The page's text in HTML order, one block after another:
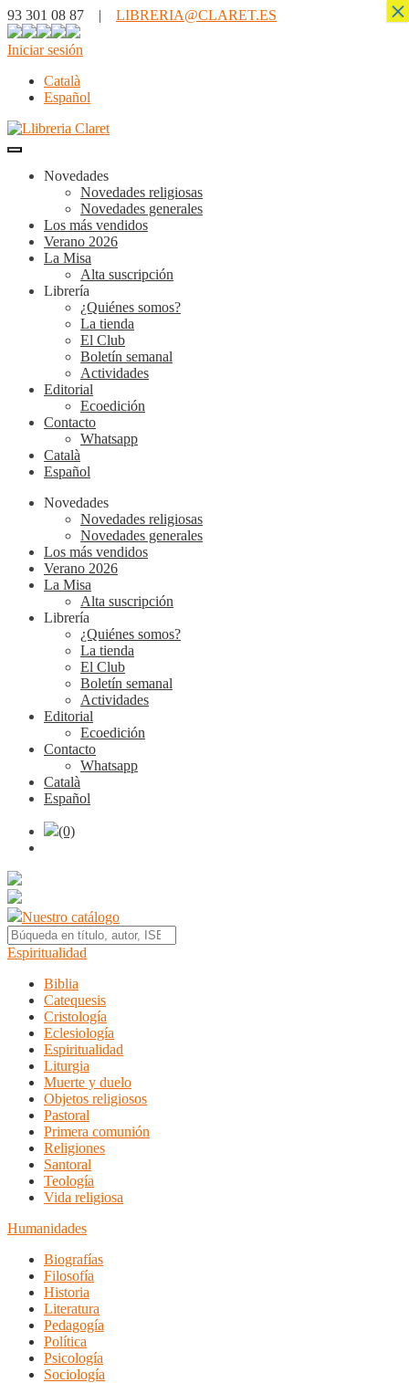
93 301 08 87 | LIBRERIA@CLARET.ES
Iniciar sesión
Català
Español
Novedades
Novedades religiosas
Novedades generales
Los más vendidos
Verano 2026
La Misa
Alta suscripción
Librería
¿Quiénes somos?
La tienda
El Club
Boletín semanal
Actividades
Editorial
Ecoedición
Contacto
Whatsapp
Català
Español
Novedades
Novedades religiosas
Novedades generales
Los más vendidos
Verano 2026
La Misa
Alta suscripción
Librería
¿Quiénes somos?
La tienda
El Club
Boletín semanal
Actividades
Editorial
Ecoedición
Contacto
Whatsapp
Català
Español
(0)
Nuestro catálogo
Espiritualidad
Biblia
Catequesis
Cristología
Eclesiología
Espiritualidad
Liturgia
Muerte y duelo
Objetos religiosos
Pastoral
Primera comunión
Religiones
Santoral
Teología
Vida religiosa
Humanidades
Biografías
Filosofía
Historia
Literatura
Pedagogía
Política
Psicología
Sociología
×